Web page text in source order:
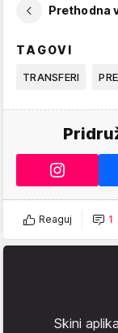
Prethodna
TAGOVI
TRANSFERI
Reaguj 1
Skini